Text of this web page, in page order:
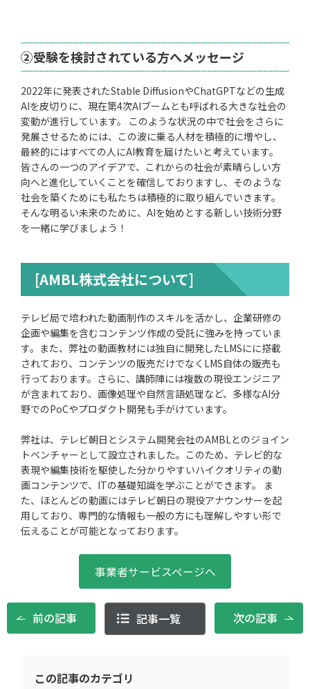
②受験を検討されている方へメッセージ
2022年に発表されたStable DiffusionやChatGPTなどの生成
AIを皮切りに、現在第4次AIブームとも呼ばれる大きな社会の
変動が進行しています。 このような状況の中で社会をさらに
発展させるためには、この波に乗る人材を積極的に増やし、
最終的にはすべての人にAI教育を届けたいと考えています。
皆さんの一つのアイデアで、これからの社会が素晴らしい方
向へと進化していくことを確信しておりますし、そのような
社会を築くためにも私たちは積極的に取り組んでいきます。
そんな明るい未来のために、AIを始めとする新しい技術分野
を一緒に学びましょう！
[AMBL株式会社について]
テレビ局で培われた動画制作のスキルを活かし、企業研修の
企画や編集を含むコンテンツ作成の受託に強みを持っていま
す。また、弊社の動画教材には独自に開発したLMSにに搭載
されており、コンテンツの販売だけでなくLMS自体の販売も
行っております。さらに、講師陣には複数の現役エンジニア
が含まれており、画像処理や自然言語処理など、多様なAI分
野でのPoCやプロダクト開発も手がけています。
弊社は、テレビ朝日とシステム開発会社のAMBLとのジョイン
トベンチャーとして設立されました。このため、テレビ的な
表現や編集技術を駆使した分かりやすいハイクオリティの動
画コンテンツで、ITの基礎知識を学ぶことができます。 ま
た、ほとんどの動画にはテレビ朝日の現役アナウンサーを起
用しており、専門的な情報も一般の方にも理解しやすい形で
伝えることが可能となっております。
事業者サービスページへ
前の記事 記事一覧 次の記事
この記事のカテゴリ